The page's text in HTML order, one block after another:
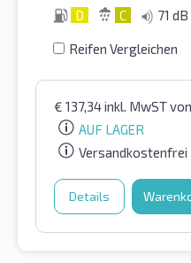
D C 71 dB
Reifen Vergleichen
€ 137,34inkl. MwST
AUF LAGER
Versandkostenfrei
Details